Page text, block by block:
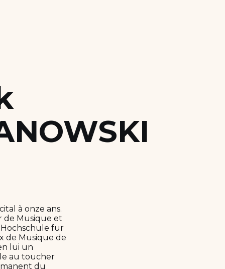
à onze ans.
de Musique et
Hochschule fur
de Musique de
lui un
au toucher
du